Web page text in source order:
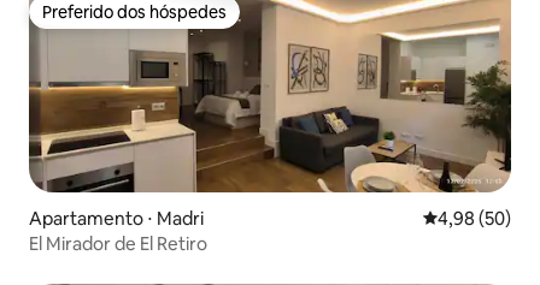
Preferido dos hóspedes
Preferido dos hóspedes
Apartamento ⋅ Madri 4,98 de uma
4,98 (50)
El Mirador de El Retiro